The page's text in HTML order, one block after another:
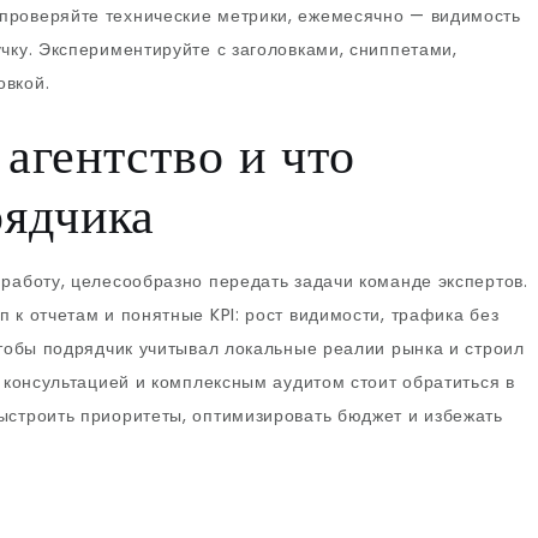
технические метрики, ежемесячно — видимость
Экспериментируйте с заголовками, сниппетами,
и что
целесообразно передать задачи команде экспертов.
отчетам и понятные KPI: рост видимости, трафика без
подрядчик учитывал локальные реалии рынка и строил
и комплексным аудитом стоит обратиться в
приоритеты, оптимизировать бюджет и избежать